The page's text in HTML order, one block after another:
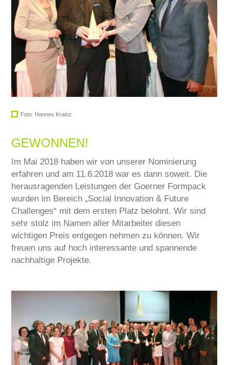
SERVICE
KARRIERE
KONTAKT
Foto: Hannes Krainz
GEWONNEN!
Im Mai 2018 haben wir von unserer Nominierung
erfahren und am 11.6.2018 war es dann soweit. Die
herausragenden Leistungen der Goerner Formpack
wurden im Bereich „Social Innovation & Future
Challenges“ mit dem ersten Platz belohnt. Wir sind
sehr stolz im Namen aller Mitarbeiter diesen
wichtigen Preis entgegen nehmen zu können. Wir
freuen uns auf hoch interessante und spannende
nachhaltige Projekte.